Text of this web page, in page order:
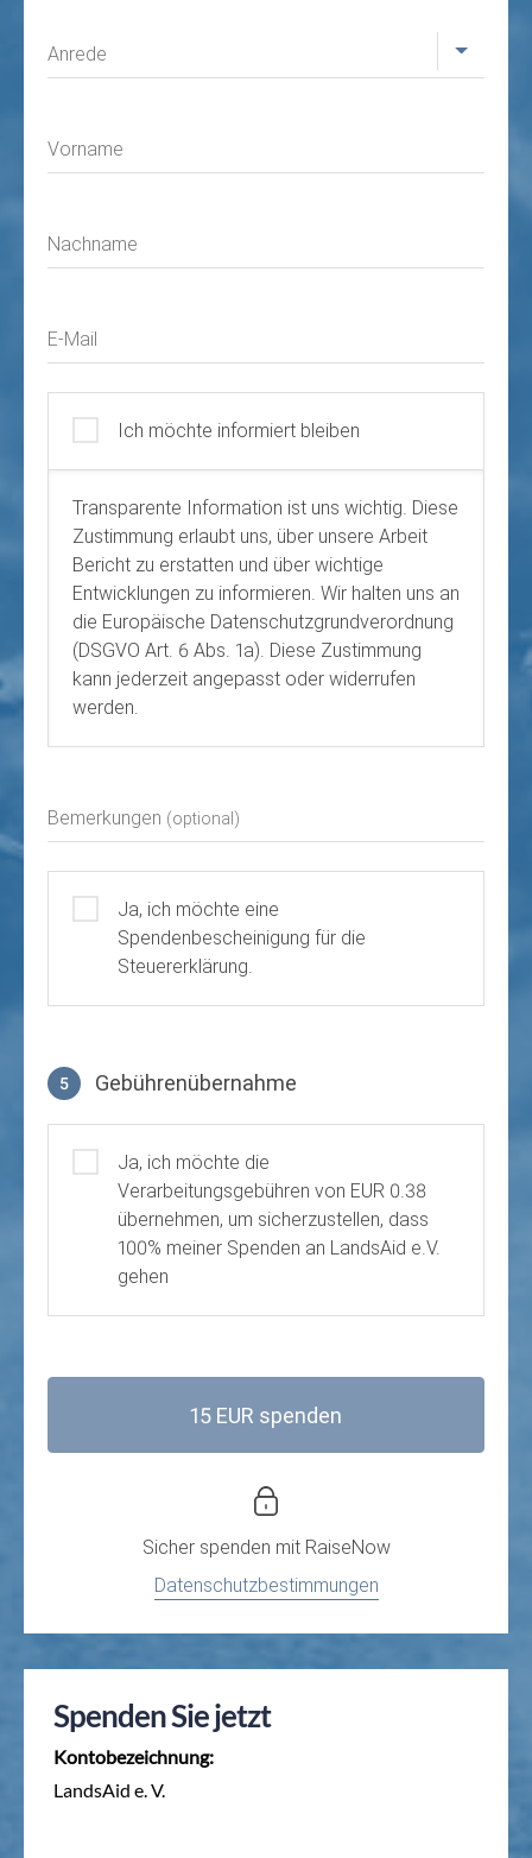
Anrede
Vorname
Nachname
E-Mail
Ich möchte informiert bleiben
Transparente Information ist uns wichtig. Diese
Zustimmung erlaubt uns, über unsere Arbeit
Bericht zu erstatten und über wichtige
Entwicklungen zu informieren. Wir halten uns an
die Europäische Datenschutzgrundverordnung
(DSGVO Art. 6 Abs. 1a). Diese Zustimmung
kann jederzeit angepasst oder widerrufen
werden.
Bemerkungen (optional)
Ja, ich möchte eine
Spendenbescheinigung für die
Steuererklärung.
5 Gebührenübernahme
Ja, ich möchte die
Verarbeitungsgebühren von EUR 0.38
übernehmen, um sicherzustellen, dass
100% meiner Spenden an LandsAid e.V.
gehen
15 EUR spenden
Sicher spenden mit RaiseNow
Datenschutzbestimmungen
Spenden Sie jetzt
Kontobezeichnung:
LandsAid e. V.